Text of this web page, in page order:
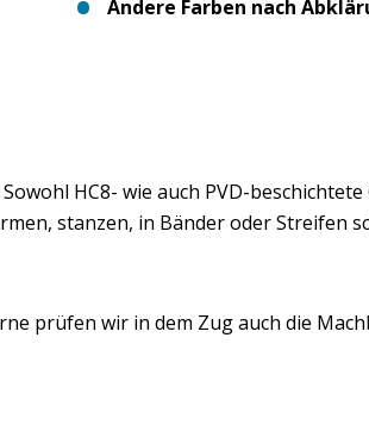
Andere Farben nach
HC8- wie auch PVD-
stanzen, in Bänder oder Streifen
prüfen wir in dem Zug auch die